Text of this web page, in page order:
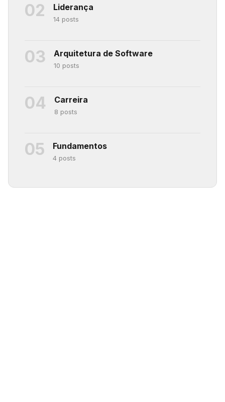
02 Liderança
14 posts
03 Arquitetura de Software
10 posts
04 Carreira
8 posts
05 Fundamentos
4 posts